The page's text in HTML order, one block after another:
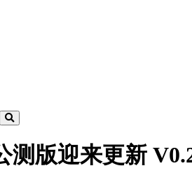
测版迎来更新